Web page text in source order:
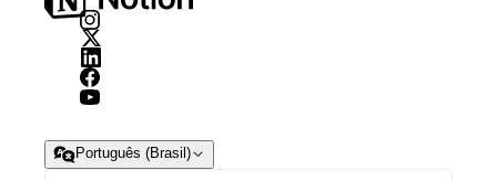
Português (Brasil)